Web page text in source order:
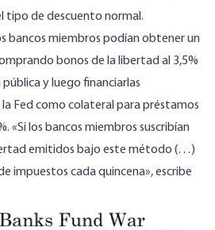
tipo de descuento normal.
bancos miembros podían obtener un
bonos de la libertad al 3,5%
y luego financiarlas
Fed como colateral para préstamos
«Si los bancos miembros suscribían
emitidos bajo este método (…)
impuestos cada quincena», escribe